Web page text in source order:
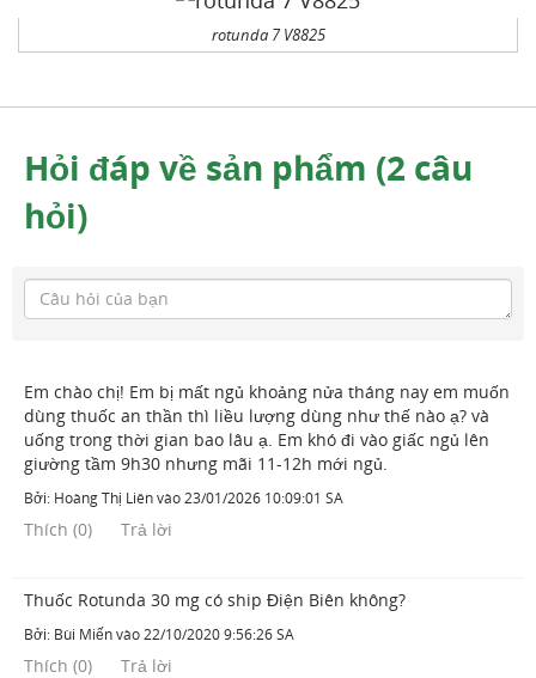
rotunda 7 V8825
Hỏi đáp về sản phẩm (2 câu
hỏi)
Em chào chị! Em bị mất ngủ khoảng nửa tháng nay em muốn
dùng thuốc an thần thì liều lượng dùng như thế nào ạ? và
uống trong thời gian bao lâu ạ. Em khó đi vào giấc ngủ lên
giường tầm 9h30 nhưng mãi 11-12h mới ngủ.
Bởi: Hoàng Thị Liênvào23/01/2026 10:09:01 SA
Thích (0) Trả lời
Thuốc Rotunda 30 mg có ship Điện Biên không?
Bởi: Bùi Miếnvào22/10/2020 9:56:26 SA
Thích (0) Trả lời